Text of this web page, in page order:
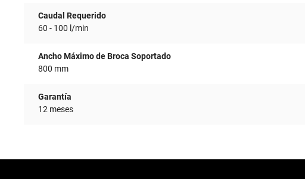
Caudal Requerido
60 - 100 l/min
Ancho Máximo de Broca Soportado
800 mm
Garantía
12 meses